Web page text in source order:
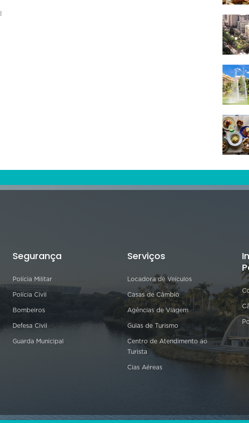
Segurança
Polícia Militar
Polícia Civil
Bombeiros
Defesa Civil
Guarda Municipal
Serviços
Locadora de Veículos
Casas de Câmbio
Agências de Viagem
Guias de Turismo
Centro de Atendimento ao
Turista
Cias Aéreas